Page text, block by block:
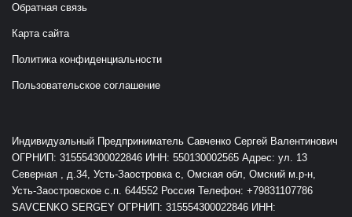
Обратная связь
Карта сайта
Политика конфиденциальности
Пользовательское соглашение
Индивидуальный Предприниматель Савченко Сергей Валентинович
ОГРНИП: 315554300022846 ИНН: 550130002565 Адрес: ул. 13
Северная , д.34, Усть-Заостровка с, Омская обл, Омский м.р-н,
Усть-Заостровское с.п. 644552 Россия Телефон: +79831107786
SAVCENKO SERGEY ОГРНИП: 315554300022846 ИНН: